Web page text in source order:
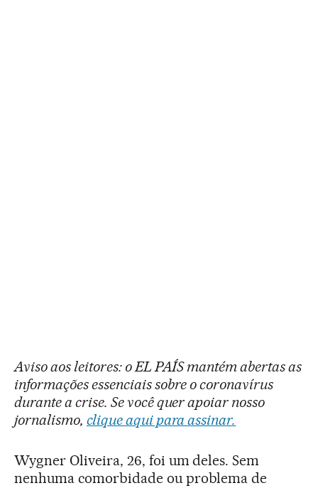
Aviso aos leitores: o EL PAÍS mantém abertas as
informações essenciais sobre o coronavírus
durante a crise. Se você quer apoiar nosso
jornalismo, clique aqui para assinar.
Wygner Oliveira, 26, foi um deles. Sem
nenhuma comorbidade ou problema de